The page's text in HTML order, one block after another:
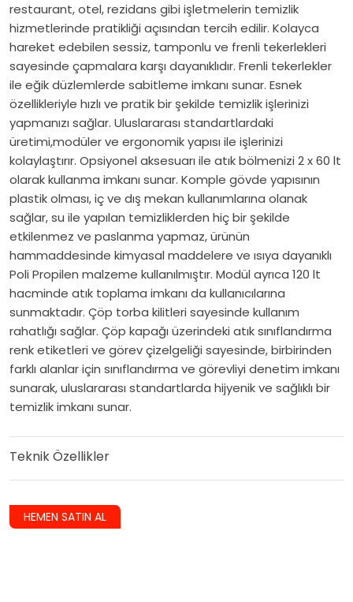
restaurant, otel, rezidans gibi işletmelerin temizlik
hizmetlerinde pratikliği açısından tercih edilir. Kolayca
hareket edebilen sessiz, tamponlu ve frenli tekerlekleri
sayesinde çapmalara karşı dayanıklıdır. Frenli tekerlekler
ile eğik düzlemlerde sabitleme imkanı sunar. Esnek
özellikleriyle hızlı ve pratik bir şekilde temizlik işlerinizi
yapmanızı sağlar. Uluslararası standartlardaki
üretimi,modüler ve ergonomik yapısı ile işlerinizi
kolaylaştırır. Opsiyonel aksesuarı ile atık bölmenizi 2 x 60 lt
olarak kullanma imkanı sunar. Komple gövde yapısının
plastik olması, iç ve dış mekan kullanımlarına olanak
sağlar, su ile yapılan temizliklerden hiç bir şekilde
etkilenmez ve paslanma yapmaz, ürünün
hammaddesinde kimyasal maddelere ve ısıya dayanıklı
Poli Propilen malzeme kullanılmıştır. Modül ayrıca 120 lt
hacminde atık toplama imkanı da kullanıcılarına
sunmaktadır. Çöp torba kilitleri sayesinde kullanım
rahatlığı sağlar. Çöp kapağı üzerindeki atık sınıflandırma
renk etiketleri ve görev çizelgeliği sayesinde, birbirinden
farklı alanlar için sınıflandırma ve görevliyi denetim imkanı
sunarak, uluslararası standartlarda hijyenik ve sağlıklı bir
temizlik imkanı sunar.
Teknik Özellikler
HEMEN SATIN AL